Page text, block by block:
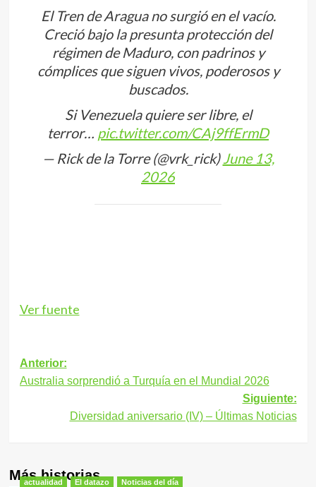
El Tren de Aragua no surgió en el vacío.
Creció bajo la presunta protección del
régimen de Maduro, con padrinos y
cómplices que siguen vivos, poderosos y
buscados.
Si Venezuela quiere ser libre, el
terror… pic.twitter.com/CAj9ffErmD
— Rick de la Torre (@vrk_rick)June 13,
2026
Ver fuente
Navegación
de
entradas
Anterior:
Australia sorprendió a Turquía en el Mundial 2026
Siguiente:
Diversidad aniversario (IV) – Últimas Noticias
Más historias
actualidad El datazo Noticias del día